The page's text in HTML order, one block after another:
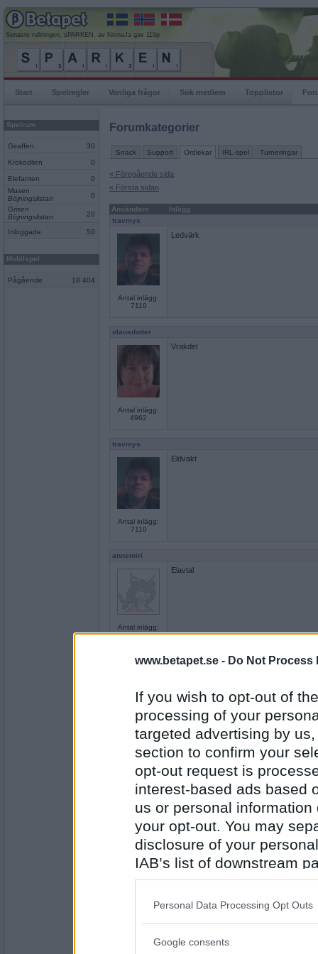
www.betapet.se - Do Not Process
If you wish to opt-out of
processing of your
targeted advertising by
section to confirm your
opt-out request is
interest-based ads based
us or personal
your opt-out. You may
disclosure of your
IAB’s list of downstream
also be disclosed by us
Downstream Participants
Please note that this
Personal Data Processing Opt Outs
Google consents
Senaste rullningen, sPARKEN, av NinnaJa gav 119p
Start Spelregler Vanliga frågor Sök medlem Topplistor
Spelrum
Giraffen 30
Krokodilen 0
Elefanten
0
Musen
Böjningslistan
0
Grisen
Böjningslistan
20
Inloggade 50
Mobilspel
Pågående 18 404
Forumkategorier
Snack Support Ordlekar IRL-spel Turneringar
« Föregående sida
« Första sidan
Användare
Inlägg
travmys
Antal inlägg:
7110
Ledvärk
olausdotter
Antal inlägg:
4962
Vrakdel
travmys
Antal inlägg:
7110
Eldvakt
annemiri
Antal inlägg:
1774
Elavtal
olausdotter
Antal inlägg:
Benny57
Antal inlägg:
4646
Lågvarv